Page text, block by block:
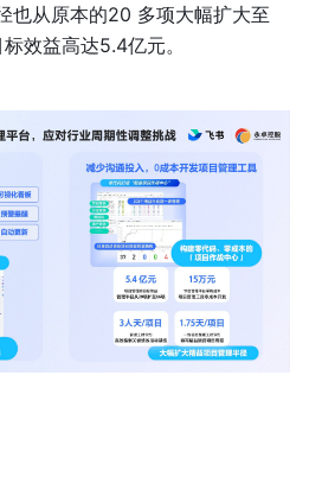
也从原本的20 多项大幅扩大至
效益高达5.4亿元。